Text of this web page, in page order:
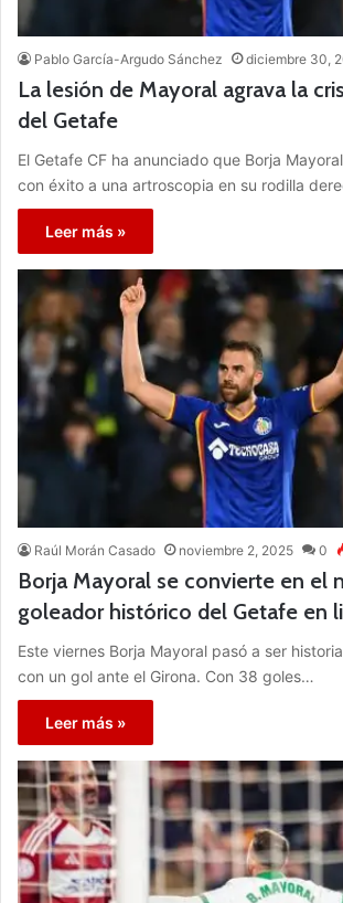
Pablo García-Argudo Sánchez diciembre 30,
La lesión de Mayoral agrava la
del Getafe
El Getafe CF ha anunciado que Borja
con éxito a una artroscopia en su rodilla
Leer más »
Raúl Morán Casado noviembre 2, 2025 0
Borja Mayoral se convierte en el
goleador histórico del Getafe en
Este viernes Borja Mayoral pasó a ser
con un gol ante el Girona. Con 38 goles…
Leer más »